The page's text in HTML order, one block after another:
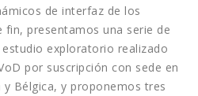
de interfaz de los
fin, presentamos una serie de
exploratorio realizado
por suscripción con sede en
y Bélgica, y proponemos tres